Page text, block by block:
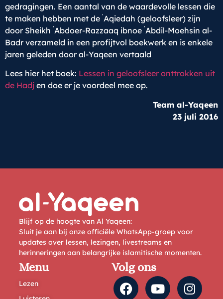
gedragingen. Een aantal van de waardevolle lessen die
te maken hebben met de ʿAqiedah (geloofsleer) zijn
door Sheikh ʿAbdoer-Razzaaq ibnoe ʿAbdil-Moehsin al-
Badr verzameld in een profijtvol boekwerk en is enkele
jaren geleden door al-Yaqeen vertaald
Lees hier het boek: Lessen in geloofsleer onttrokken uit
de Hadj en doe er je voordeel mee op.
Team al-Yaqeen
23 juli 2016
Blijf op de hoogte van Al Yaqeen:
Sluit je aan bij onze officiële WhatsApp-groep voor
updates over lessen, lezingen, livestreams en
herinneringen aan belangrijke islamitische momenten.
Menu
Lezen
Volg ons